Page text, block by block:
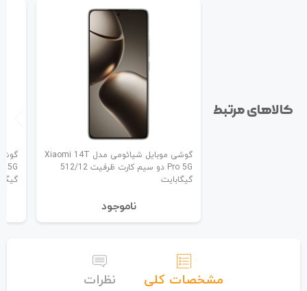
کالاهای مرتبط
گوشی موبایل شیائومی مدل Xiaomi 14T
Pro 5G دو سیم کارت ظرفیت 512/12
گیگابایت
نا‌موجود
مشخصات کلی
نظرات